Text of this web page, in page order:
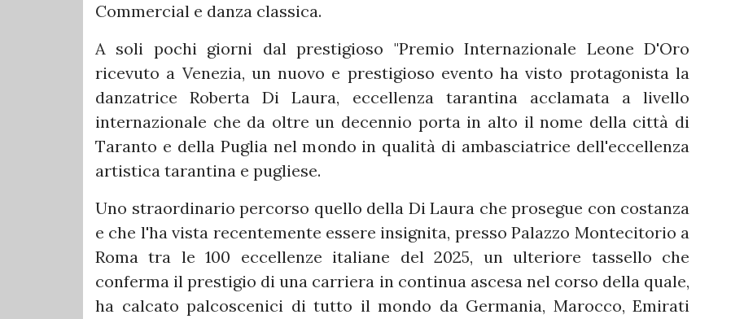
Commercial e danza classica.
A soli pochi giorni dal prestigioso "Premio Internazionale Leone D'Oro
ricevuto a Venezia, un nuovo e prestigioso evento ha visto protagonista la
danzatrice Roberta Di Laura, eccellenza tarantina acclamata a livello
internazionale che da oltre un decennio porta in alto il nome della città di
Taranto e della Puglia nel mondo in qualità di ambasciatrice dell'eccellenza
artistica tarantina e pugliese.
Uno straordinario percorso quello della Di Laura che prosegue con costanza
e che l'ha vista recentemente essere insignita, presso Palazzo Montecitorio a
Roma tra le 100 eccellenze italiane del 2025, un ulteriore tassello che
conferma il prestigio di una carriera in continua ascesa nel corso della quale,
ha calcato palcoscenici di tutto il mondo da Germania, Marocco, Emirati